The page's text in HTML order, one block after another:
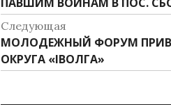
записям
Следующая
Следующая
запись:
МОЛОДЕЖНЫЙ ФОРУМ
ОКРУГА «IВОЛГА»